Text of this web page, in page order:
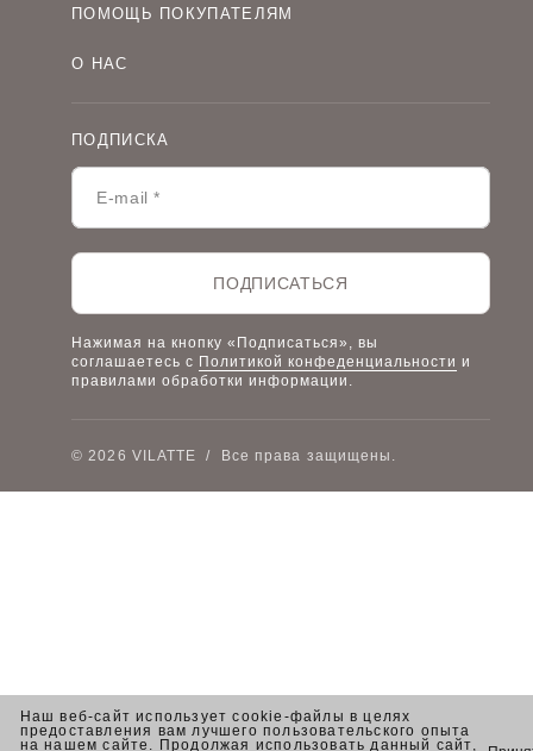
Детская одежда оптом
ПОМОЩЬ ПОКУПАТЕЛЯМ
Условия сотрудничества
Таблицы размеров
О НАС
Политика конфиденциальности
Наши дилеры
Наш розничный интернет-магазин
ПОДПИСКА
ПОДПИСАТЬСЯ
Нажимая на кнопку «Подписаться», вы
соглашаетесь с Политикой конфеденциальности и
правилами обработки информации.
© 2026 VILATTE / Все права защищены.
Наш веб-сайт использует cookie-файлы в целях
предоставления вам лучшего пользовательского опыта
на нашем сайте. Продолжая использовать данный сайт,